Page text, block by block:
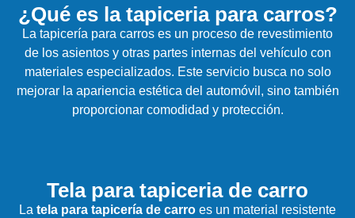
¿Qué es la tapiceria para carros?
La tapicería para carros es un proceso de revestimiento
de los asientos y otras partes internas del vehículo con
materiales especializados. Este servicio busca no solo
mejorar la apariencia estética del automóvil, sino también
proporcionar comodidad y protección.
Tela para tapiceria de carro
La tela para tapicería de carro es un material resistente